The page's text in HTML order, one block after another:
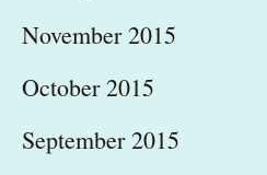
November 2015
October 2015
September 2015